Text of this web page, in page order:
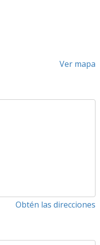
Ver mapa
Obtén las direcciones